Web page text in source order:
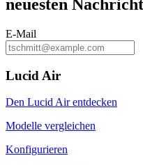
neuesten
E-Mail
Lucid Air
Den Lucid Air entdecken
Modelle vergleichen
Konfigurieren